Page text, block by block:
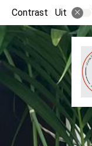
Contrast Uit